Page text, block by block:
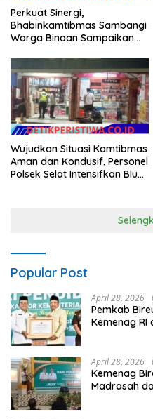
Perkuat Sinergi,
Bhabinkamtibmas Sambangi
Warga Binaan Sampaikan
Wujudkan Situasi Kamtibmas
Aman dan Kondusif, Personel
Polsek Selat Intensifkan Blue
Popular Post
April 28, 2026
Pemkab
Kemenag RI
April 28, 2026
Kemenag
Madrasah